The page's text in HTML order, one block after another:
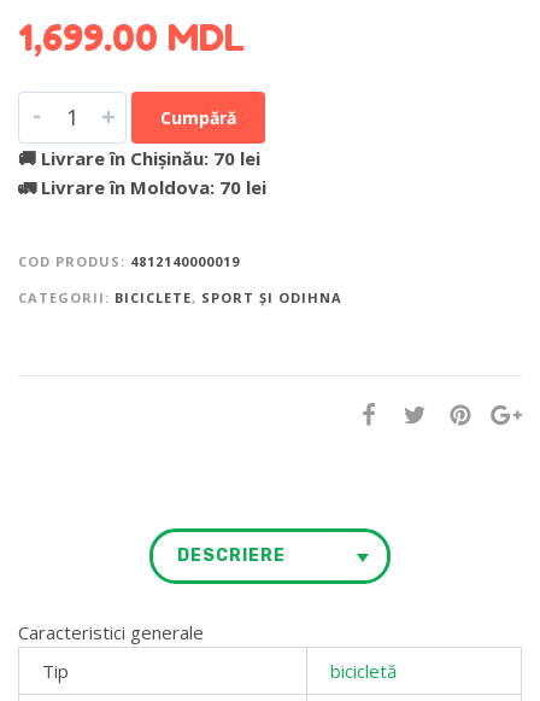
1,699.00 MDL
- + Cumpără
🚚 Livrare în Chișinău: 70 lei
🚛 Livrare în Moldova: 70 lei
COD PRODUS: 4812140000019
CATEGORII: BICICLETE, SPORT ȘI ODIHNA
DESCRIERE
Caracteristici generale
Tip
bicicletă